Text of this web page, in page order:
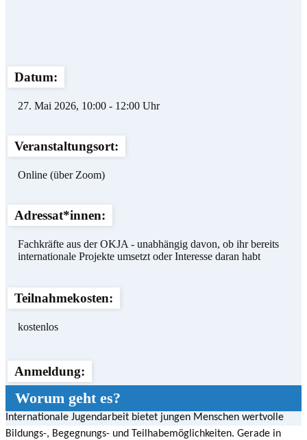
Datum:
27. Mai 2026, 10:00 - 12:00 Uhr
Veranstaltungsort:
Online (über Zoom)
Adressat*innen:
Fachkräfte aus der OKJA - unabhängig davon, ob ihr bereits
internationale Projekte umsetzt oder Interesse daran habt
Teilnahmekosten:
kostenlos
Anmeldung:
👉hier
Worum geht es?
Internationale Jugendarbeit bietet jungen Menschen wertvolle
Bildungs-, Begegnungs- und Teilhabemöglichkeiten. Gerade in